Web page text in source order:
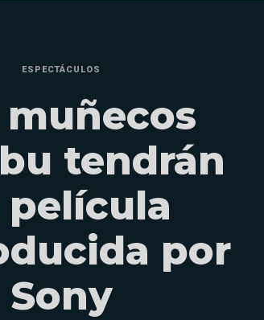
ESPECTÁCULOS
muñecos
tendrán
película
por
Sony